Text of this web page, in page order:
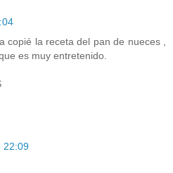
copié la receta del pan de nueces ,
es muy entretenido.
22:09